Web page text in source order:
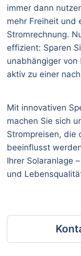
immer dann
mehr Freiheit und
Stromrechnung.
effizient: Sparen
unabhängiger von
aktiv zu einer
Mit innovativen
machen Sie sich
Strompreisen, die
beeinflusst
Ihrer Solaranlage
und